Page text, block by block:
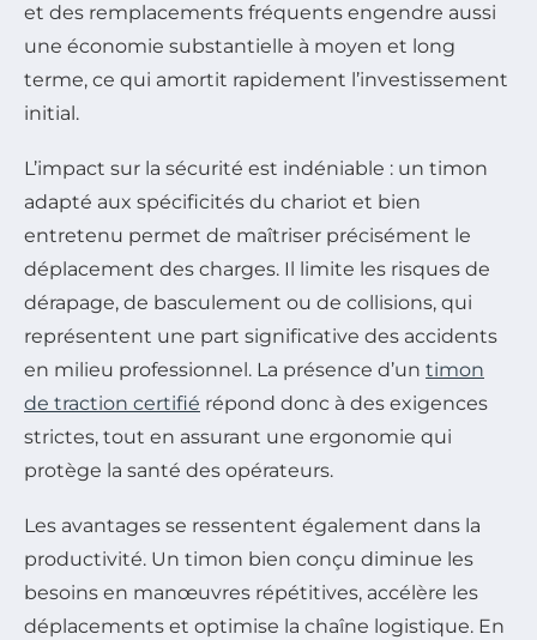
et des remplacements fréquents engendre aussi
une économie substantielle à moyen et long
terme, ce qui amortit rapidement l’investissement
initial.
L’impact sur la sécurité est indéniable : un timon
adapté aux spécificités du chariot et bien
entretenu permet de maîtriser précisément le
déplacement des charges. Il limite les risques de
dérapage, de basculement ou de collisions, qui
représentent une part significative des accidents
en milieu professionnel. La présence d’un timon
de traction certifié répond donc à des exigences
strictes, tout en assurant une ergonomie qui
protège la santé des opérateurs.
Les avantages se ressentent également dans la
productivité. Un timon bien conçu diminue les
besoins en manœuvres répétitives, accélère les
déplacements et optimise la chaîne logistique. En